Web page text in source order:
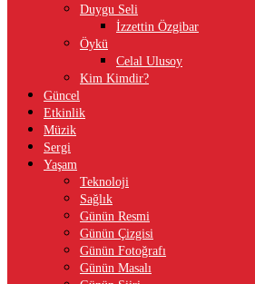
Duygu Seli
İzzettin Özgibar
Öykü
Celal Ulusoy
Kim Kimdir?
Güncel
Etkinlik
Müzik
Sergi
Yaşam
Teknoloji
Sağlık
Günün Resmi
Günün Çizgisi
Günün Fotoğrafı
Günün Masalı